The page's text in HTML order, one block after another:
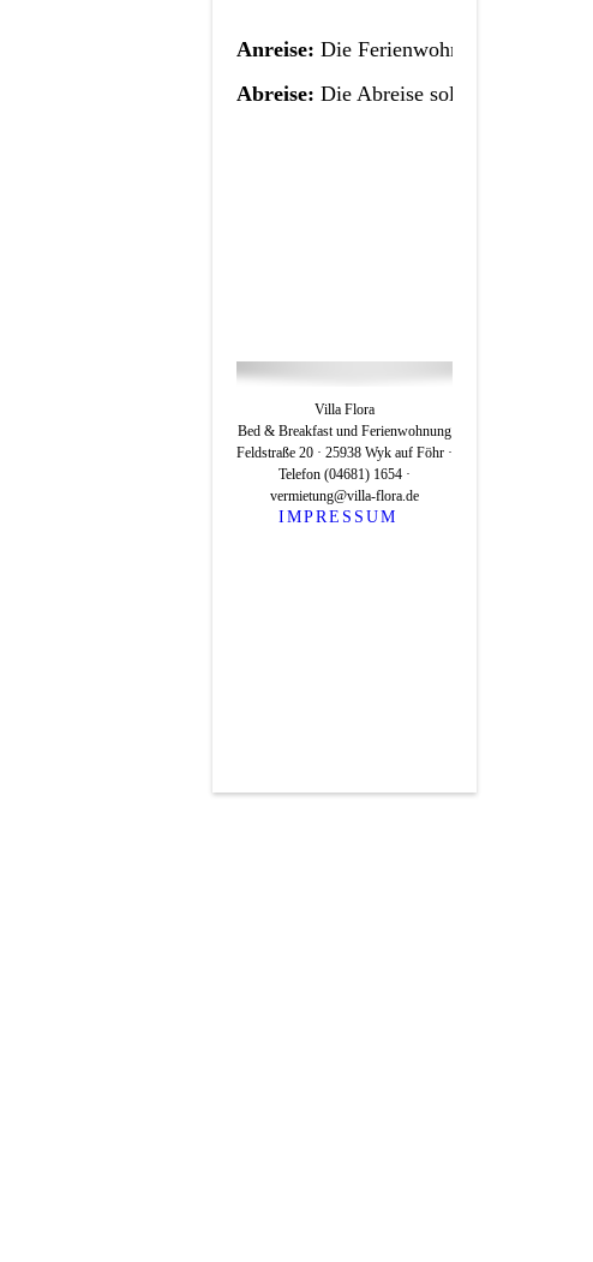
Anreise: Die Ferienwohnung steht bei
Abreise: Die Abreise sollte bis 10 Uhr,
Villa Flora
Bed & Breakfast und Ferienwohnung
Feldstraße 20 · 25938 Wyk auf Föhr ·
Telefon (04681) 1654 ·
vermietung@villa-flora.de
IMPRESSUM